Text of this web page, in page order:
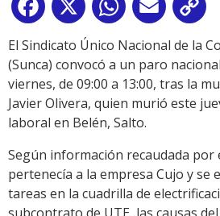
Facebook
X WhatsApp
Email
El Sindicato Único Nacional de la
(Sunca) convocó a un paro
viernes, de 09:00 a 13:00, tras la
Javier Olivera, quien murió este
laboral en Belén, Salto.
Según información recaudada por
pertenecía a la empresa Cujo y se
tareas en la cuadrilla de